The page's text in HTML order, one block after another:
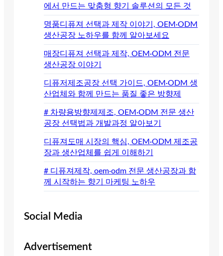
에서 만드는 맞춤형 향기 솔루션의 모든 것
명품디퓨져 선택과 제작 이야기, OEM·ODM
생산공장 노하우를 함께 알아보세요
매장디퓨져 선택과 제작, OEM·ODM 전문
생산공장 이야기
디퓨저제조공장 선택 가이드, OEM·ODM 생
산업체와 함께 만드는 품질 좋은 방향제
# 차량용방향제제조, OEM·ODM 전문 생산
공장 선택법과 개발과정 알아보기
디퓨져도매 시장의 핵심, OEM·ODM 제조공
장과 생산업체를 쉽게 이해하기
# 디퓨져제작, oem·odm 전문 생산공장과 함
께 시작하는 향기 마케팅 노하우
Social Media
Advertisement